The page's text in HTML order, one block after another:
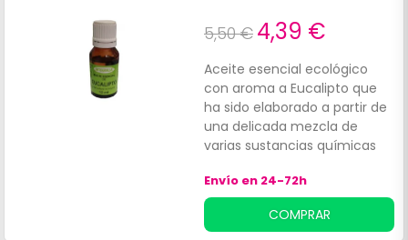
5,50 € 4,39 €
Aceite esencial ecológico
con aroma a Eucalipto que
ha sido elaborado a partir de
una delicada mezcla de
varias sustancias químicas
plantas. Su delicado aroma
aporta grandes beneficios de
bienestar, físico o
Envío en 24-72h
COMPRAR